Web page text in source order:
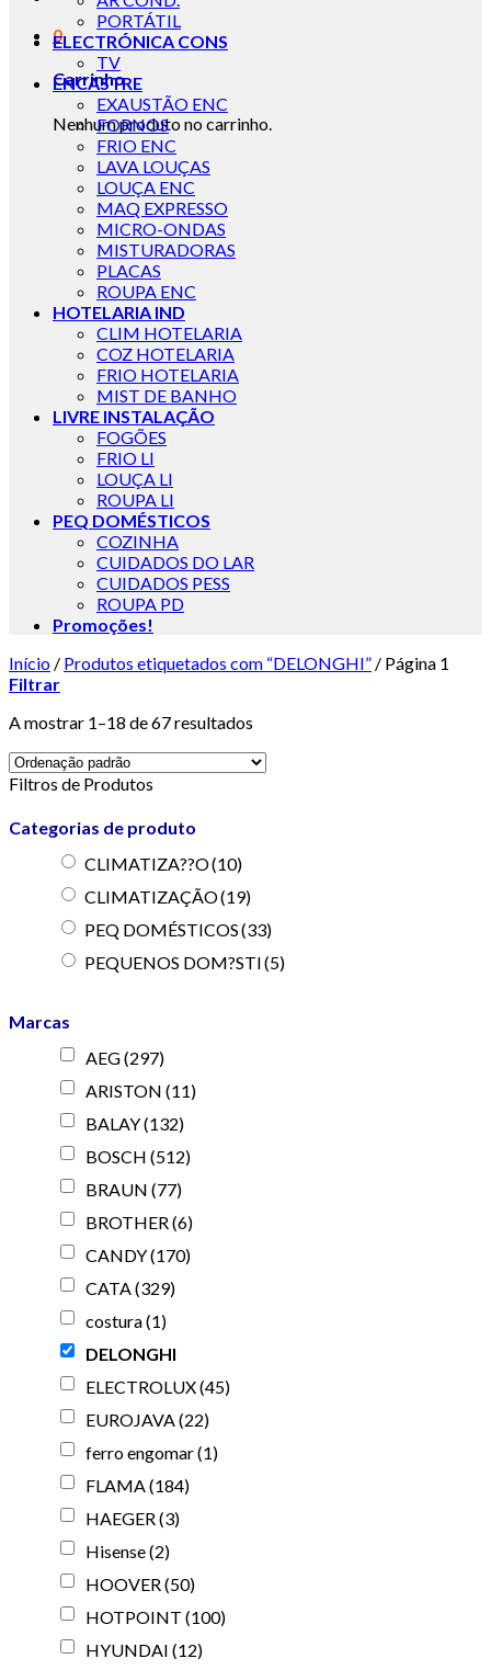
0
Carrinho
Nenhum produto no carrinho.
PORTÁTIL
ELECTRÓNICA CONS
TV
ENCASTRE
EXAUSTÃO ENC
FORNOS
FRIO ENC
LAVA LOUÇAS
LOUÇA ENC
MAQ EXPRESSO
MICRO-ONDAS
MISTURADORAS
PLACAS
ROUPA ENC
HOTELARIA IND
CLIM HOTELARIA
COZ HOTELARIA
FRIO HOTELARIA
MIST DE BANHO
LIVRE INSTALAÇÃO
FOGÕES
FRIO LI
LOUÇA LI
ROUPA LI
PEQ DOMÉSTICOS
COZINHA
CUIDADOS DO LAR
CUIDADOS PESS
ROUPA PD
Promoções!
Início / Produtos etiquetados com “DELONGHI” / Página 1
Filtrar
A mostrar 1–18 de 67 resultados
Filtros de Produtos
Categorias de produto
CLIMATIZA??O(10)
CLIMATIZAÇÃO(19)
PEQ DOMÉSTICOS(33)
PEQUENOS DOM?STI(5)
Marcas
AEG(297)
ARISTON (11)
BALAY(132)
BOSCH (512)
BRAUN (77)
BROTHER (6)
CANDY(170)
CATA (329)
costura(1)
DELONGHI
ELECTROLUX(45)
EUROJAVA (22)
ferro engomar(1)
FLAMA (184)
HAEGER (3)
Hisense(2)
HOOVER (50)
HOTPOINT (100)
HYUNDAI (12)